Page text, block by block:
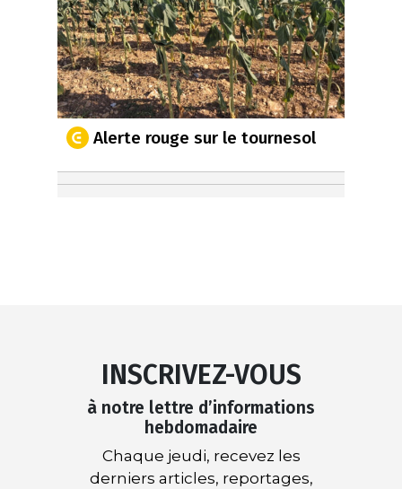
Alerte rouge sur le tournesol
INSCRIVEZ-VOUS
à notre lettre d’informations
hebdomadaire
Chaque jeudi, recevez les
derniers articles, reportages,